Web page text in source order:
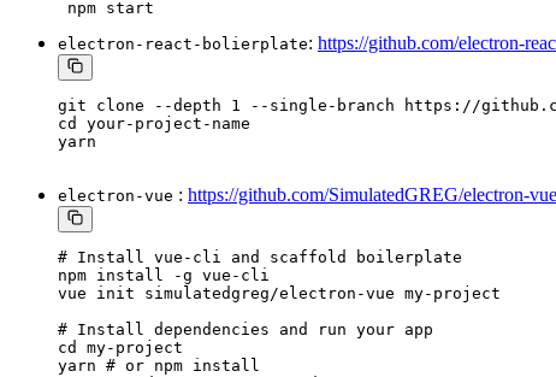
electron-react-bolierplate: https://github.com/electron-
git clone --depth 1 --single-branch https://
cd your-project-name
yarn
electron-vue : https://github.com/SimulatedGREG/electron-vue
# Install vue-cli and scaffold boilerplate
npm install -g vue-cli
vue init simulatedgreg/electron-vue my-project
# Install dependencies and run your app
cd my-project
yarn # or npm install